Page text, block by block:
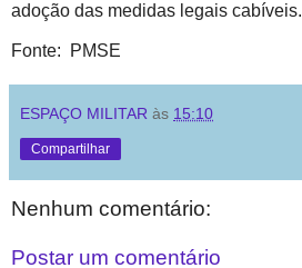
adoção das medidas legais cabíveis.
Fonte: PMSE
ESPAÇO MILITAR às 15:10
Compartilhar
Nenhum comentário:
Postar um comentário